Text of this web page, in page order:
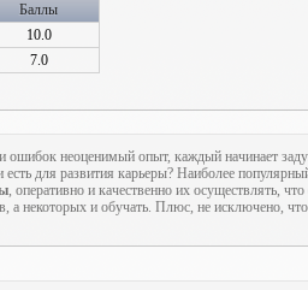
Баллы
10.0
7.0
ошибок неоценимый опыт, каждый начинает
для развития карьеры? Наиболее
, оперативно и качественно их осуществлять,
а некоторых и обучать. Плюс, не исключено,